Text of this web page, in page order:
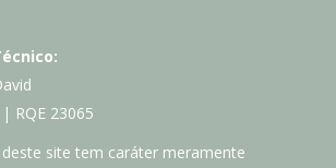
RQE 23065
site tem caráter meramente